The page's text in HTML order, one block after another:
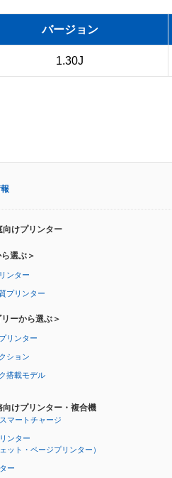
バージョン
1.30J
向けプリンター
選ぶ＞
ンター
プリンター
リーから選ぶ＞
リンター
ション
搭載モデル
向けプリンター・複合機
マートチャージ
ンター
ット・ページプリンター）
ー